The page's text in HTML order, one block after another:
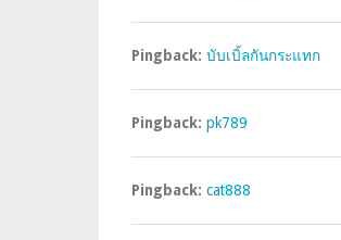
Pingback: บับเบิ้ลกันกระแทก
Pingback: pk789
Pingback: cat888